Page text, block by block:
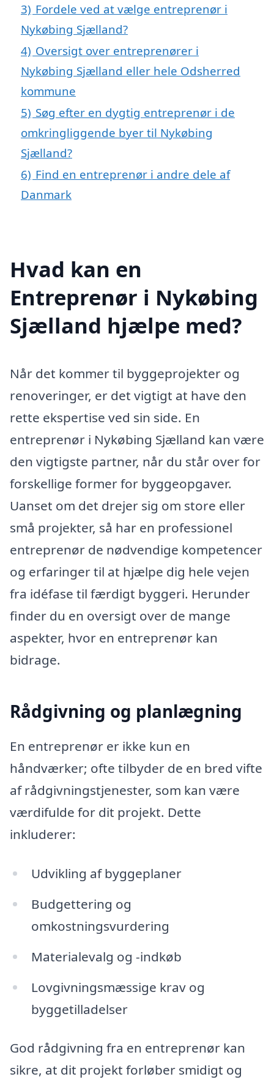
3) Fordele ved at vælge entreprenør i
Nykøbing Sjælland?
4) Oversigt over entreprenører i
Nykøbing Sjælland eller hele Odsherred
kommune
5) Søg efter en dygtig entreprenør i de
omkringliggende byer til Nykøbing
Sjælland?
6) Find en entreprenør i andre dele af
Danmark
Hvad kan en
Entreprenør i Nykøbing
Sjælland hjælpe med?
Når det kommer til byggeprojekter og
renoveringer, er det vigtigt at have den
rette ekspertise ved sin side. En
entreprenør i Nykøbing Sjælland kan være
den vigtigste partner, når du står over for
forskellige former for byggeopgaver.
Uanset om det drejer sig om store eller
små projekter, så har en professionel
entreprenør de nødvendige kompetencer
og erfaringer til at hjælpe dig hele vejen
fra idéfase til færdigt byggeri. Herunder
finder du en oversigt over de mange
aspekter, hvor en entreprenør kan
bidrage.
Rådgivning og planlægning
En entreprenør er ikke kun en
håndværker; ofte tilbyder de en bred vifte
af rådgivningstjenester, som kan være
værdifulde for dit projekt. Dette
inkluderer:
Udvikling af byggeplaner
Budgettering og
omkostningsvurdering
Materialevalg og -indkøb
Lovgivningsmæssige krav og
byggetilladelser
God rådgivning fra en entreprenør kan
sikre, at dit projekt forløber smidigt og